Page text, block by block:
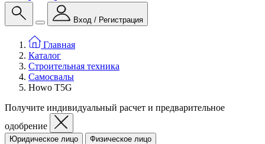
Вход / Регистрация
Главная
Каталог
Строительная техника
Самосвалы
Howo T5G
Получите индивидуальный расчет и предварительное
одобрение
Юридическое лицо Физическое лицо